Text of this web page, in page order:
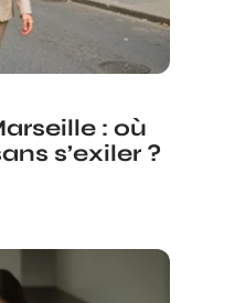
: où
s’exiler ?